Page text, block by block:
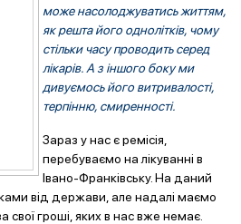
може насолоджуватись життям,
як решта його однолітків, чому
стільки часу проводить серед
лікарів. А з іншого боку ми
дивуємось його витривалості,
терпінню, смиренності.
Зараз у нас є ремісія,
перебуваємо на лікуванні в
Івано-Франківську. На даний
від держави, але надалі маємо
свої гроші, яких в нас вже немає.